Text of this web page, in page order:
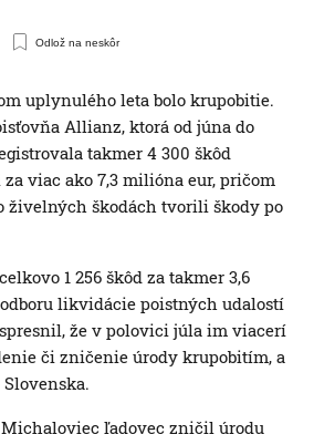
Odlož na neskôr
uplynulého leta bolo krupobitie.
Allianz, ktorá od júna do
takmer 4 300 škôd
viac ako 7,3 milióna eur, pričom
živelných škodách tvorili škody po
1 256 škôd za takmer 3,6
likvidácie poistných udalostí
že v polovici júla im viacerí
či zničenie úrody krupobitím, a
Michaloviec ľadovec zničil úrodu